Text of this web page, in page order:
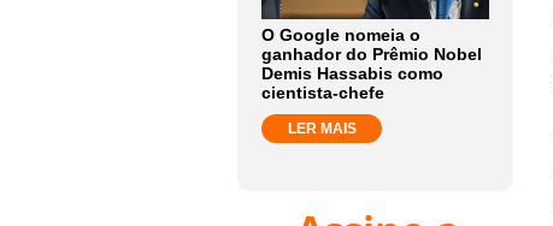
O Google nomeia o
ganhador do Prêmio Nobel
Demis Hassabis como
cientista-chefe
LER MAIS